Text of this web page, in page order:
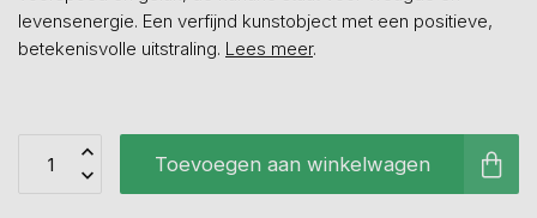
levensenergie. Een verfijnd kunstobject met een positieve,
betekenisvolle uitstraling. Lees meer.
Toevoegen aan winkelwagen